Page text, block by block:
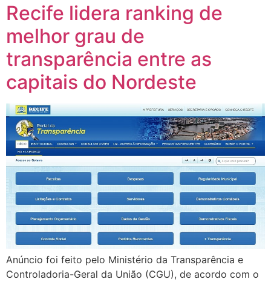
Recife lidera ranking de
melhor grau de
transparência entre as
capitais do Nordeste
Anúncio foi feito pelo Ministério da Transparência e
Controladoria-Geral da União (CGU), de acordo com o